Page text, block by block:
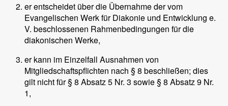
er entscheidet über die Übernahme der vom
Evangelischen Werk für Diakonie und Entwicklung e.
V. beschlossenen Rahmenbedingungen für die
diakonischen Werke,
er kann im Einzelfall Ausnahmen von
Mitgliedschaftspflichten nach § 8 beschließen; dies
gilt nicht für § 8 Absatz 5 Nr. 3 sowie § 8 Absatz 9 Nr.
1,